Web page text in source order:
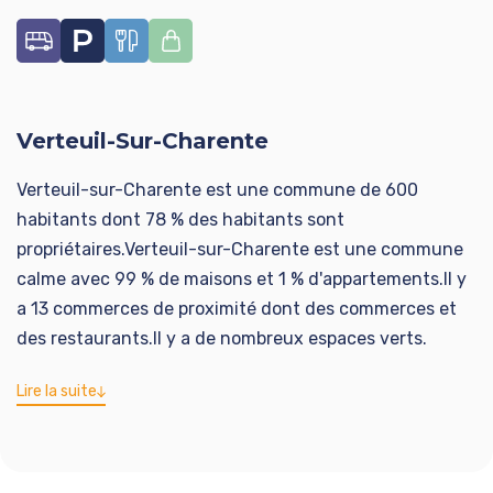
Informations complémentaires :
Un rafraîchissement décoratif est à prévoir pour
d'atouts.
Honoraires à la charge du vendeur. Classe énergie E,
Classe climat B Montant moyen estimé des dépenses
annuelles d'énergie pour un usage standard, établi à
partir des prix de l'énergie de l'année 2021 : entre
1778.00 et 2406.00 €. Les informations sur les risques
auxquels ce bien est exposé sont disponibles sur le site
Verteuil-Sur-Charente
Verteuil-sur-Charente est une commune de 600
habitants dont 78 % des habitants sont
propriétaires.Verteuil-sur-Charente est une commune
calme avec 99 % de maisons et 1 % d'appartements.Il y
a 13 commerces de proximité dont des commerces et
des restaurants.Il y a de nombreux espaces verts.
Lire la suite